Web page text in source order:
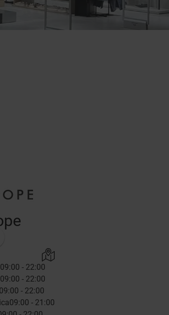
09:00 - 22:00
09:00 - 22:00
09:00 - 22:00
09:00 - 21:00